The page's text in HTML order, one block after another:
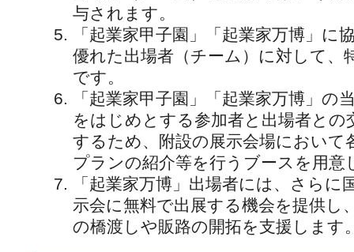
与されます。
「起業家甲子園」「起業家万博」に
優れた出場者（チーム）に対して、
です。
「起業家甲子園」「起業家万博」の
をはじめとする参加者と出場者との
するため、附設の展示会場において
プランの紹介等を行うブースを用意
「起業家万博」出場者には、さらに
示会に無料で出展する機会を提供し
の橋渡しや販路の開拓を支援します